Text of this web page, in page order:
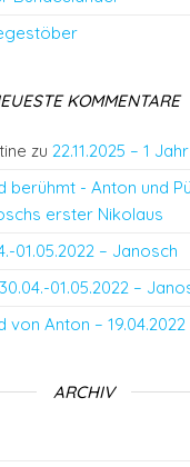
KOMMENTARE
zu 22.11.2025 – 1
berühmt - Anton und
erster Nikolaus
01.05.2022 – Janosch
30.04.-01.05.2022 –
von Anton – 19.04.2022
ARCHIV